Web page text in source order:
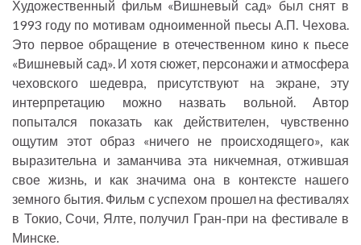
Художественный фильм «Вишневый сад» был снят в
1993 году по мотивам одноименной пьесы А.П. Чехова.
Это первое обращение в отечественном кино к пьесе
«Вишневый сад». И хотя сюжет, персонажи и атмосфера
чеховского шедевра, присутствуют на экране, эту
интерпретацию можно назвать вольной. Автор
попытался показать как действителен, чувственно
ощутим этот образ «ничего не происходящего», как
выразительна и заманчива эта никчемная, отжившая
свое жизнь, и как значима она в контексте нашего
земного бытия. Фильм с успехом прошел на фестивалях
в Токио, Сочи, Ялте, получил Гран-при на фестивале в
Минске.